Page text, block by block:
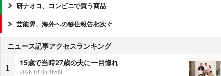
研ナオコ、コンビニで買う商品
芸能界、海外への移住報告相次ぐ
ニュース記事アクセスランキング
1
15歳で当時27歳の夫に一目惚れ
2026-08-05 16:09